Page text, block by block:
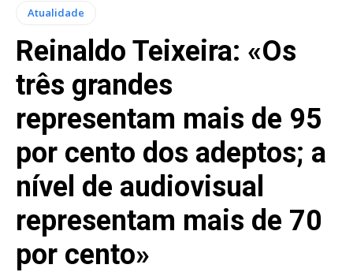
Atualidade
Reinaldo Teixeira: «Os
três grandes
representam mais de 95
por cento dos adeptos; a
nível de audiovisual
representam mais de 70
por cento»